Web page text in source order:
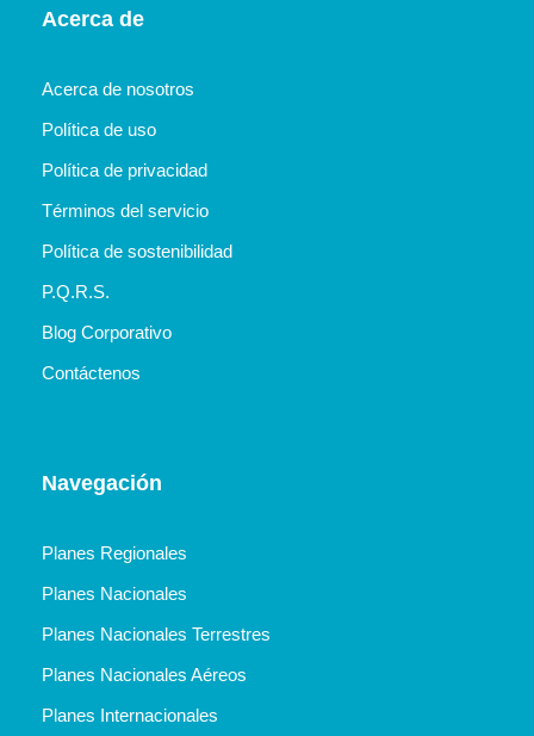
Acerca de
Acerca de nosotros
Política de uso
Política de privacidad
Términos del servicio
Política de sostenibilidad
P.Q.R.S.
Blog Corporativo
Contáctenos
Navegación
Planes Regionales
Planes Nacionales
Planes Nacionales Terrestres
Planes Nacionales Aéreos
Planes Internacionales